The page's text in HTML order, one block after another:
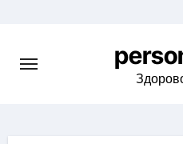
содержимому